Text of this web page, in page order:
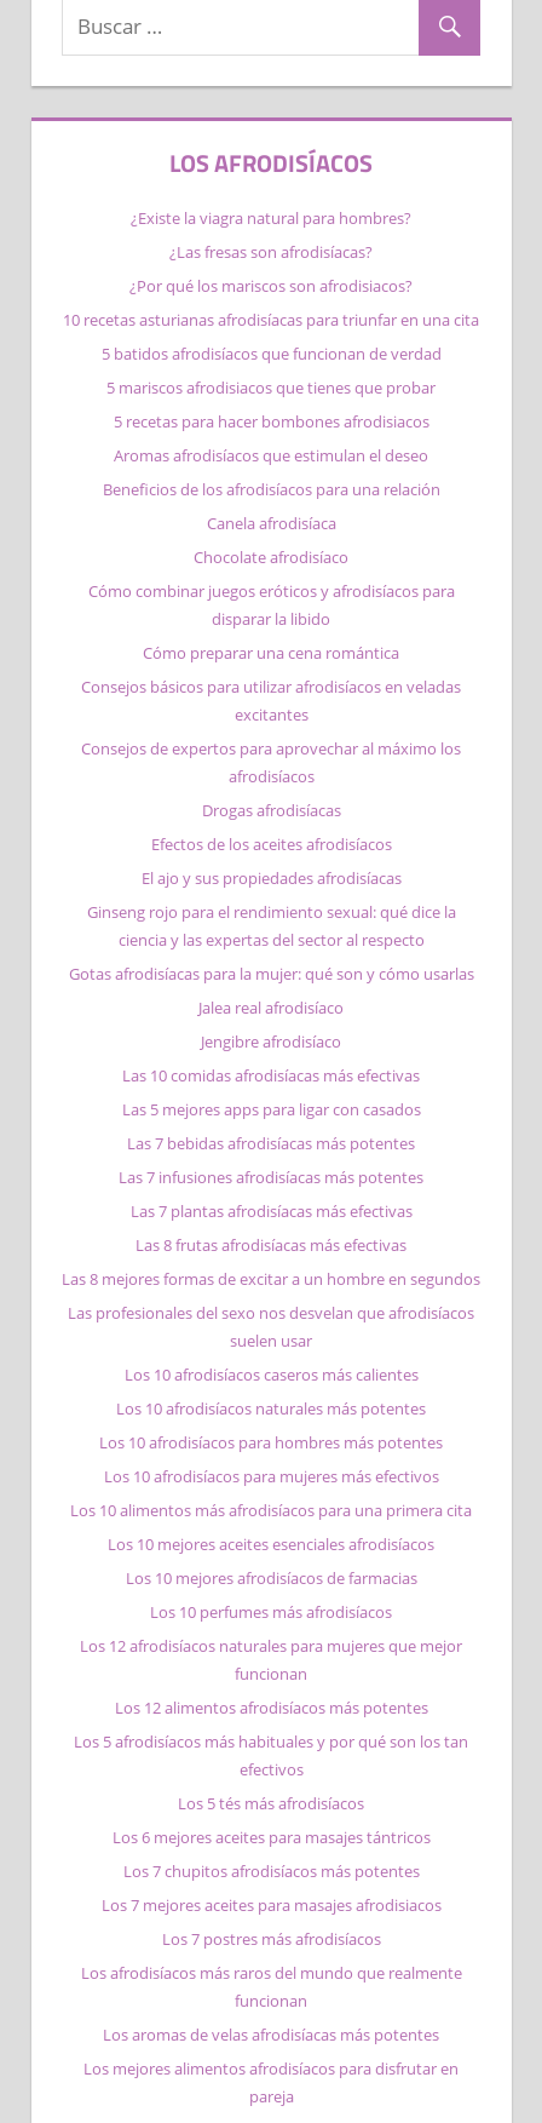
LOS AFRODISÍACOS
¿Existe la viagra natural para hombres?
¿Las fresas son afrodisíacas?
¿Por qué los mariscos son afrodisiacos​?
10 recetas asturianas afrodisíacas para triunfar en una cita
5 batidos afrodisíacos que funcionan de verdad
5 mariscos afrodisiacos que tienes que probar
5 recetas para hacer bombones afrodisiacos
Aromas afrodisíacos que estimulan el deseo
Beneficios de los afrodisíacos para una relación
Canela afrodisíaca
Chocolate afrodisíaco
Cómo combinar juegos eróticos y afrodisíacos para
disparar la libido
Cómo preparar una cena romántica
Consejos básicos para utilizar afrodisíacos en veladas
excitantes
Consejos de expertos para aprovechar al máximo los
afrodisíacos
Drogas afrodisíacas
Efectos de los aceites afrodisíacos
El ajo y sus propiedades afrodisíacas
Ginseng rojo para el rendimiento sexual: qué dice la
ciencia y las expertas del sector al respecto
Gotas afrodisíacas para la mujer: qué son y cómo usarlas
Jalea real afrodisíaco
Jengibre afrodisíaco
Las 10 comidas afrodisíacas más efectivas
Las 5 mejores apps para ligar con casados
Las 7 bebidas afrodisíacas más potentes
Las 7 infusiones afrodisíacas más potentes
Las 7 plantas afrodisíacas más efectivas
Las 8 frutas afrodisíacas más efectivas
Las 8 mejores formas de excitar a un hombre en segundos
Las profesionales del sexo nos desvelan que afrodisíacos
suelen usar
Los 10 afrodisíacos caseros más calientes
Los 10 afrodisíacos naturales más potentes
Los 10 afrodisíacos para hombres más potentes
Los 10 afrodisíacos para mujeres más efectivos
Los 10 alimentos más afrodisíacos para una primera cita
Los 10 mejores aceites esenciales afrodisíacos
Los 10 mejores afrodisíacos de farmacias
Los 10 perfumes más afrodisíacos
Los 12 afrodisíacos naturales para mujeres que mejor
funcionan
Los 12 alimentos afrodisíacos más potentes
Los 5 afrodisíacos más habituales y por qué son los tan
efectivos
Los 5 tés más afrodisíacos
Los 6 mejores aceites para masajes tántricos
Los 7 chupitos afrodisíacos más potentes
Los 7 mejores aceites para masajes afrodisiacos
Los 7 postres más afrodisíacos
Los afrodisíacos más raros del mundo que realmente
funcionan
Los aromas de velas afrodisíacas más potentes
Los mejores alimentos afrodisíacos para disfrutar en
pareja